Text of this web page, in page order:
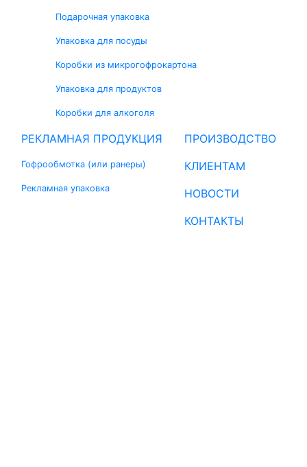
Подарочная упаковка
Упаковка для посуды
Коробки из микрогофрокартона
Упаковка для продуктов
Коробки для алкоголя
РЕКЛАМНАЯ ПРОДУКЦИЯ
Гофрообмотка (или ранеры)
Рекламная упаковка
ПРОИЗВОДСТВО
КЛИЕНТАМ
НОВОСТИ
КОНТАКТЫ